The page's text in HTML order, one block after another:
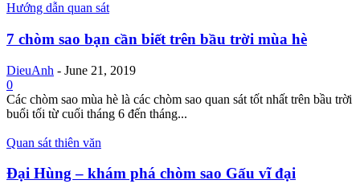
Hướng dẫn quan sát
7 chòm sao bạn cần biết trên bầu trời mùa hè
DieuAnh - June 21, 2019
0
Các chòm sao mùa hè là các chòm sao quan sát tốt nhất trên bầu trời
buổi tối từ cuối tháng 6 đến tháng...
Quan sát thiên văn
Đại Hùng – khám phá chòm sao Gấu vĩ đại